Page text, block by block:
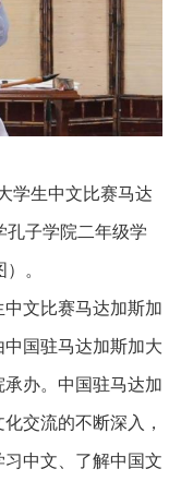
生中文比赛马达
孔子学院二年级学
。
文比赛马达加斯加
国驻马达加斯加大
办。中国驻马达加
交流的不断深入，
中文、了解中国文